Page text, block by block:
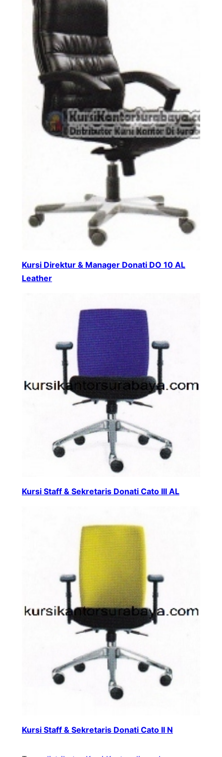
Kursi Direktur & Manager Donati DO 10 AL
Leather
Kursi Staff & Sekretaris Donati Cato III AL
Kursi Staff & Sekretaris Donati Cato II N